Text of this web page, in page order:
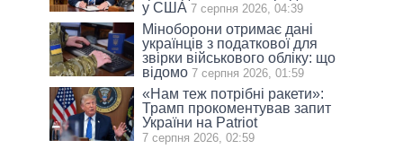
у США 7 серпня 2026, 04:39
Міноборони отримає дані
українців з податкової для
звірки військового обліку: що
відомо 7 серпня 2026, 01:59
«Нам теж потрібні ракети»:
Трамп прокоментував запит
України на Patriot
7 серпня 2026, 02:59